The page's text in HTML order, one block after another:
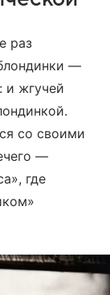
раз
—
и жгучей
со своими
—
где